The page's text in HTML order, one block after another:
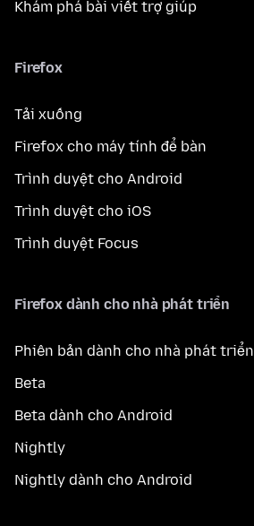
Khám phá bài viết trợ giúp
Firefox
Tải xuống
Firefox cho máy tính để bàn
Trình duyệt cho Android
Trình duyệt cho iOS
Trình duyệt Focus
Firefox dành cho nhà phát triển
Phiên bản dành cho nhà phát triển
Beta
Beta dành cho Android
Nightly
Nightly dành cho Android